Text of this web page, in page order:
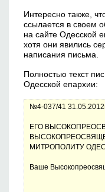
Интересно также,
ссылается в своем
на сайте Одесской
хотя они явились
написания письма.
Полностью текст
Одесской епархии:
№4-037/41
ЕГО
МИТРОПОЛИТУ
Ваше